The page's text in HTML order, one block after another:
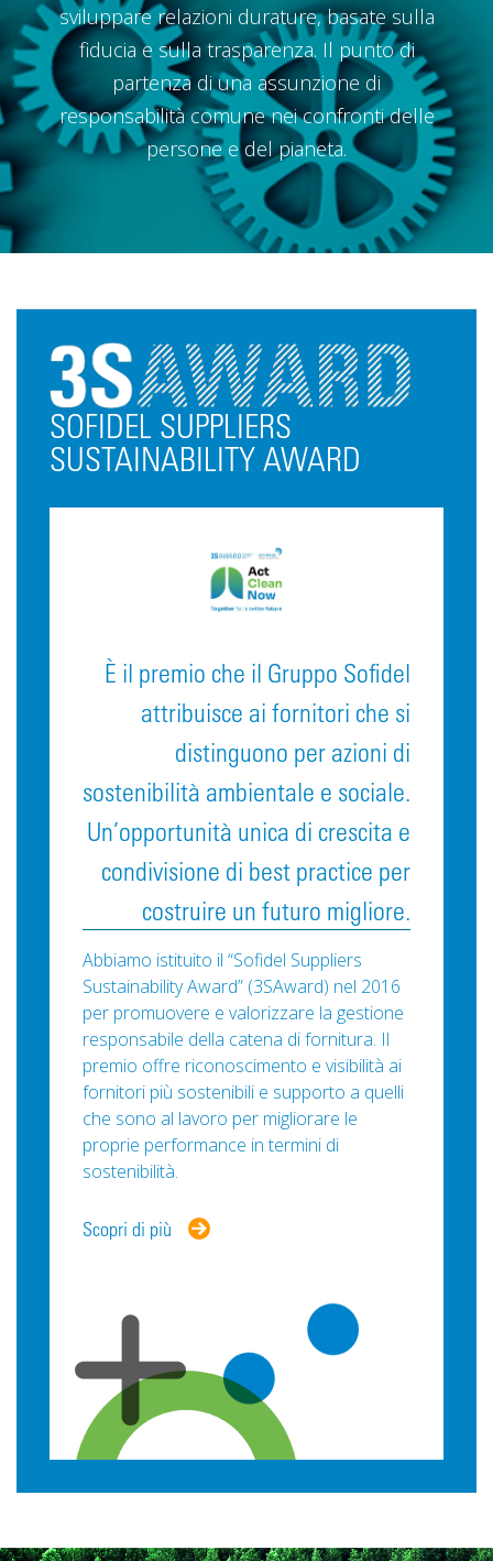
sviluppare relazioni durature, basate sulla
fiducia e sulla trasparenza. Il punto di
partenza di una assunzione di
responsabilità comune nei confronti delle
persone e del pianeta.
SOFIDEL SUPPLIERS
SUSTAINABILITY AWARD
È il premio che il Gruppo Sofidel
attribuisce ai fornitori che si
distinguono per azioni di
sostenibilità ambientale e sociale.
Un’opportunità unica di crescita e
condivisione di best practice per
costruire un futuro migliore.
Abbiamo istituito il “Sofidel Suppliers
Sustainability Award” (3SAward) nel 2016
per promuovere e valorizzare la gestione
responsabile della catena di fornitura. Il
premio offre riconoscimento e visibilità ai
fornitori più sostenibili e supporto a quelli
che sono al lavoro per migliorare le
proprie performance in termini di
sostenibilità.
Scopri di più